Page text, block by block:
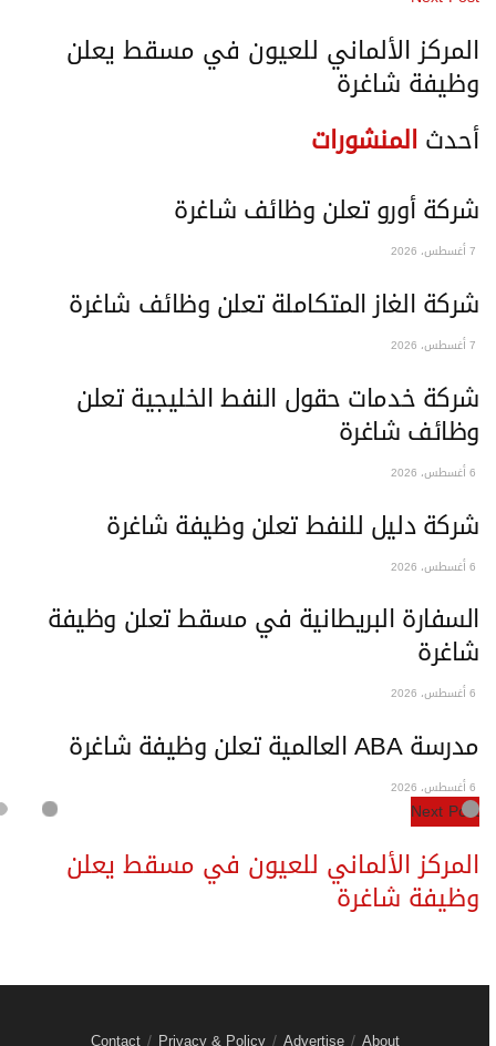
المركز الألماني للعيون في مسقط يعلن
وظيفة شاغرة
أحدثالمنشورات
شركة أورو تعلن وظائف شاغرة
شركة الغاز المتكاملة تعلن وظائف شاغرة
شركة خدمات حقول النفط الخليجية تعلن
وظائف شاغرة
شركة دليل للنفط تعلن وظيفة شاغرة
السفارة البريطانية في مسقط تعلن وظيفة
شاغرة
مدرسة ABA العالمية تعلن وظيفة شاغرة
Next Post
المركز الألماني للعيون في مسقط يعلن
وظيفة شاغرة